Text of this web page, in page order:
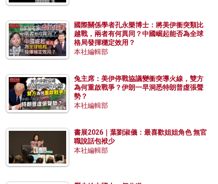
國際關係學者孔永樂博士：將美伊衝突類比
越戰，兩者有何異同？中國崛起能否為全球
格局發揮穩定效用？
本社編輯部
兔主席：美伊停戰協議變衝突導火線，雙方
為何重啟戰爭？伊朗一早洞悉特朗普虛張聲
勢？
本社編輯部
書展2026｜葉劉淑儀：最喜歡姐姐角色 無官
職說話包袱少
本社編輯部